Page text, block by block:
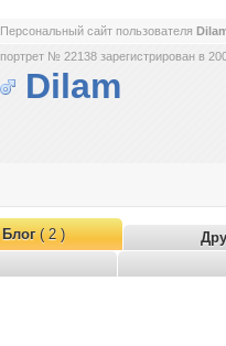
Персональный сайт пользователя
портрет № 22138 зарегистрирован в
Dilam
Блог( 2 )